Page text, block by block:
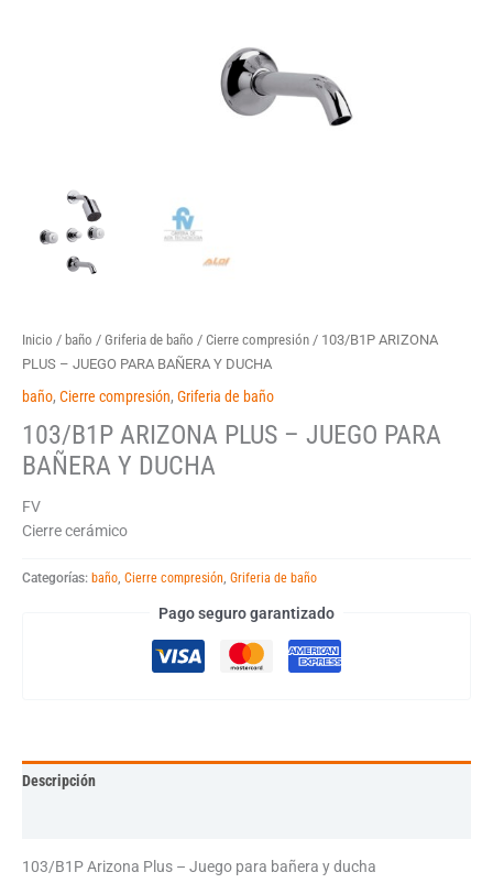
Inicio / baño / Griferia de baño / Cierre compresión / 103/B1P ARIZONA
PLUS – JUEGO PARA BAÑERA Y DUCHA
baño, Cierre compresión, Griferia de baño
103/B1P ARIZONA PLUS – JUEGO PARA
BAÑERA Y DUCHA
FV
Cierre cerámico
Categorías: baño Cierre compresión Griferia de baño
Pago seguro garantizado
Descripción
103/B1P Arizona Plus – Juego para bañera y ducha